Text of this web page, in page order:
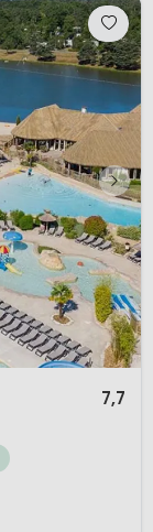
7,7